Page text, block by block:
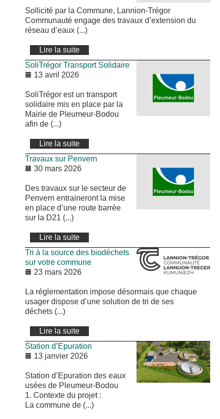
Sollicité par la Commune, Lannion-Trégor
Communauté engage des travaux d’extension du
réseau d’eaux (...)
Lire la suite
SoliTrégor Transport Solidaire
13 avril 2026
SoliTrégor est un transport
solidaire mis en place par la
Mairie de Pleumeur-Bodou
afin de (...)
Lire la suite
Travaux sur Penvern
30 mars 2026
Des travaux sur le secteur de
Penvern entraineront la mise
en place d’une route barrée
sur la D21 (...)
Lire la suite
Tri à la source des biodéchets
sur votre commune
23 mars 2026
La réglementation impose désormais que chaque
usager dispose d’une solution de tri de ses
déchets (...)
Lire la suite
Station d’Epuration
13 janvier 2026
Station d’Epuration des eaux
usées de Pleumeur-Bodou
1. Contexte du projet :
La commune de (...)